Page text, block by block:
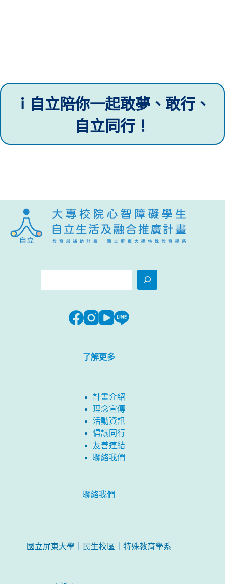
ｉ自立陪你一起敢夢、敢行、
自立同行！
了解更多
計畫介紹
理念宣傳
活動資訊
倡議同行
友善連結
聯絡我們
聯絡我們
國立屏東大學｜民生校區｜特殊教育學系